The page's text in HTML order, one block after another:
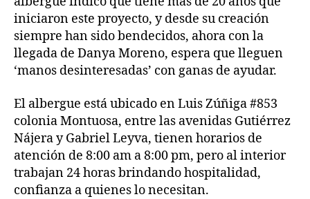
iniciaron este proyecto, y desde su creación
siempre han sido bendecidos, ahora con la
llegada de Danya Moreno, espera que lleguen
‘manos desinteresadas’ con ganas de ayudar.
El albergue está ubicado en Luis Zúñiga #853
colonia Montuosa, entre las avenidas Gutiérrez
Nájera y Gabriel Leyva, tienen horarios de
atención de 8:00 am a 8:00 pm, pero al interior
trabajan 24 horas brindando hospitalidad,
confianza a quienes lo necesitan.